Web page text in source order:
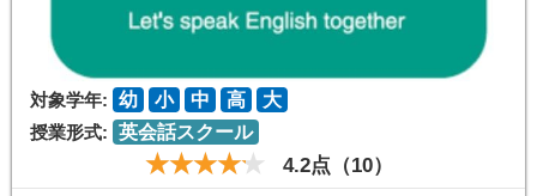
対象学年: 幼 小 中 高
大
授業形式: 英会話スクール
4.2点（10）